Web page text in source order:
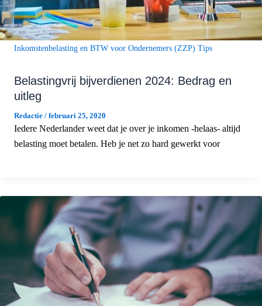
Inkomstenbelasting en BTW voor Ondernemers (ZZP) Tips
Belastingvrij bijverdienen 2024: Bedrag en
uitleg
Redactie / februari 25, 2020
Iedere Nederlander weet dat je over je inkomen -helaas- altijd
belasting moet betalen. Heb je net zo hard gewerkt voor